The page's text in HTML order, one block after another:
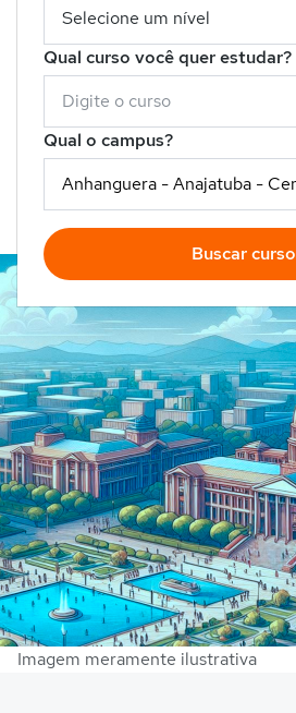
Qual curso você quer estudar?
Qual o campus?
Buscar curso
Imagem meramente ilustrativa